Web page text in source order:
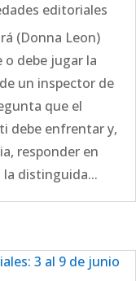
editoriales
(Donna Leon)
o debe jugar la
un inspector de
que el
debe enfrentar y,
responder en
la distinguida...